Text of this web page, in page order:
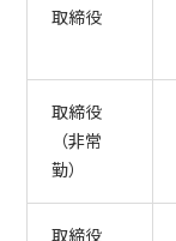
取締役
取締役
（非常
勤）
取締役